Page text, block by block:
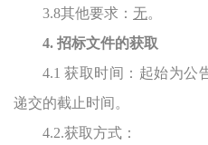
3.8其他要求： 无。
4. 招标文件的获取
4.1 获取时间：起始为公
递交的截止时间。
4.2.获取方式：